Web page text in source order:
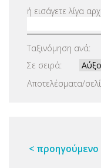
ή εισάγετε λίγα
Ταξινόμηση ανά:
Σε σειρά:
Αποτελέσματα/
< προηγούμενο